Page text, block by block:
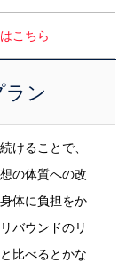
こちら
ン
けることで、
の体質への改
体に負担をか
バウンドのリ
比べるとかな